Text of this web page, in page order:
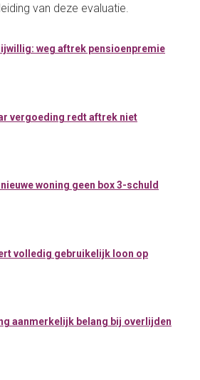
van deze evaluatie.
weg aftrek pensioenpremie
vergoeding redt aftrek niet
woning geen box 3-schuld
volledig gebruikelijk loon op
aanmerkelijk belang bij overlijden